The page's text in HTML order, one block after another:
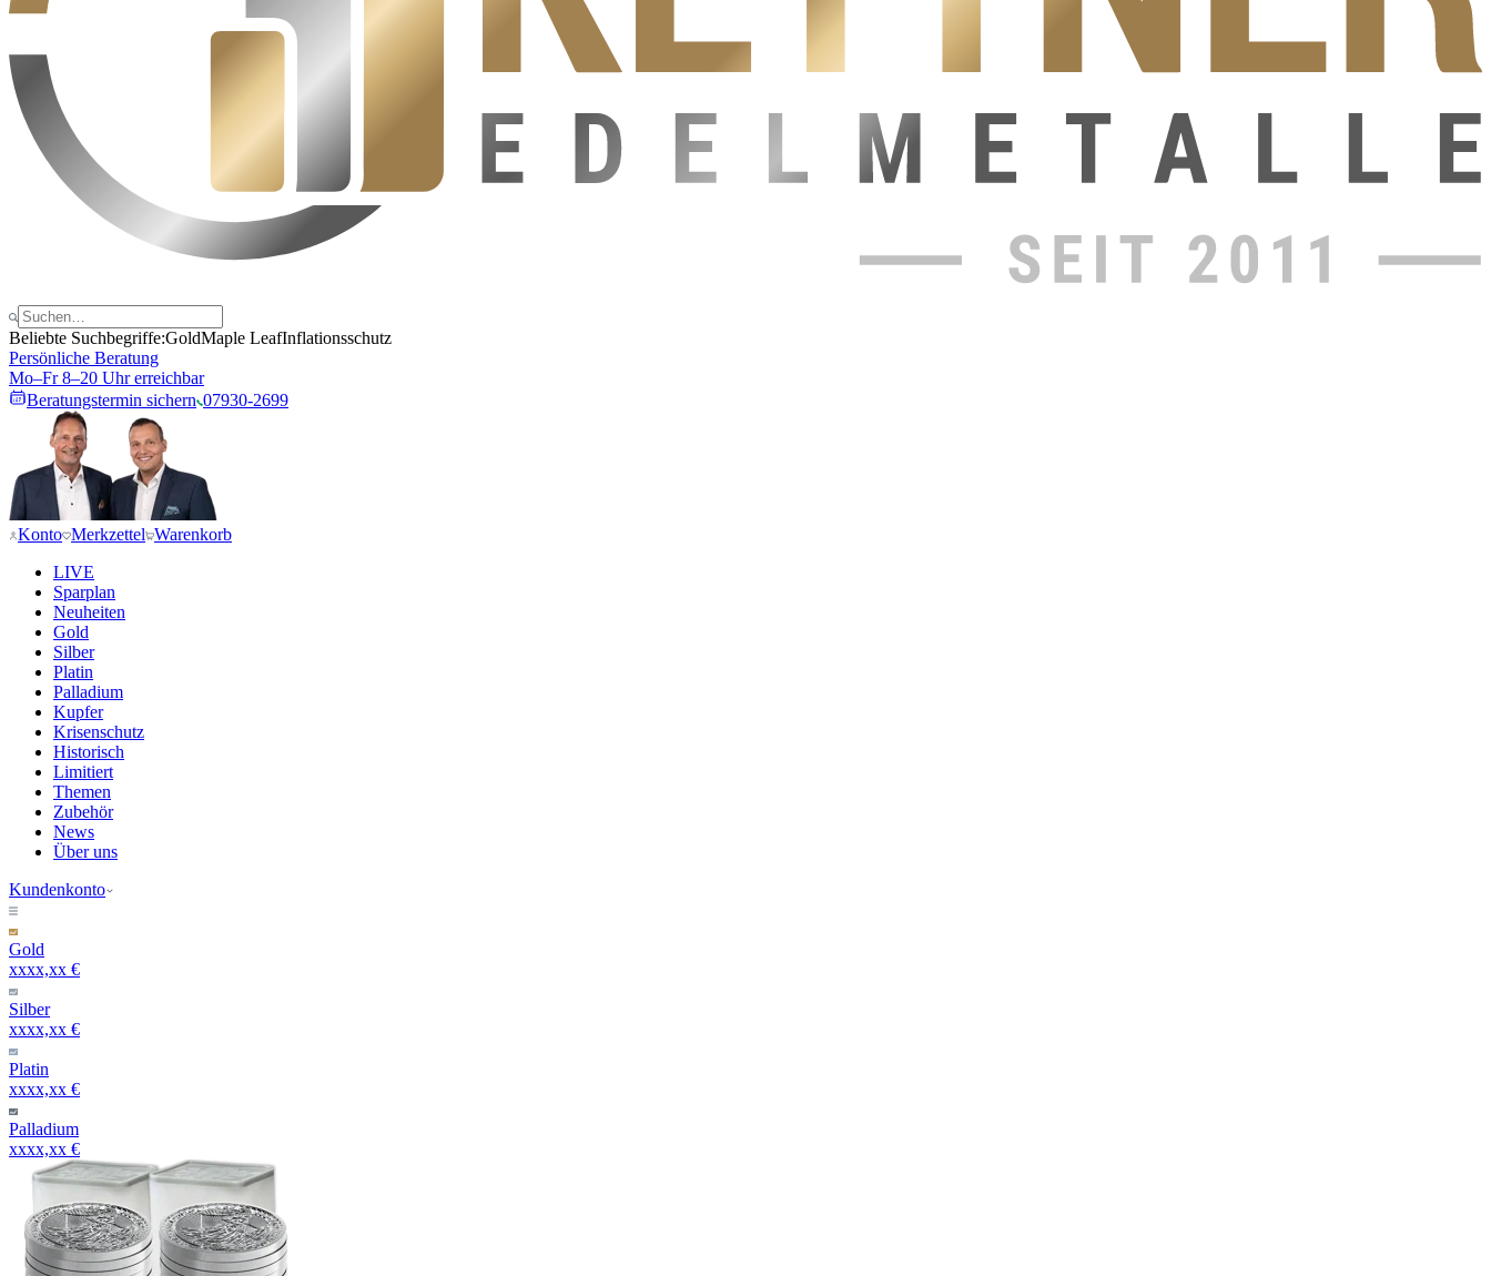
Beliebte Suchbegriffe:GoldMaple LeafInflationsschutz
Persönliche Beratung
Mo–Fr 8–20 Uhr erreichbar
Beratungstermin sichern 07930-2699
Konto Merkzettel Warenkorb
LIVE
Sparplan
Neuheiten
Gold
Silber
Platin
Palladium
Kupfer
Krisenschutz
Historisch
Limitiert
Themen
Zubehör
News
Über uns
Kundenkonto
Gold
xxxx,xx €
Silber
xxxx,xx €
Platin
xxxx,xx €
Palladium
xxxx,xx €